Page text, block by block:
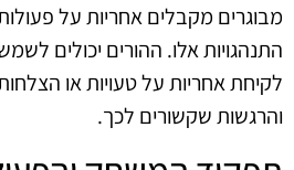
מבוגרים מקבלים אחריות על
התנהגויות אלו. ההורים יכולים
לקיחת אחריות על טעויות או
והרגשות שקשורים לכך.